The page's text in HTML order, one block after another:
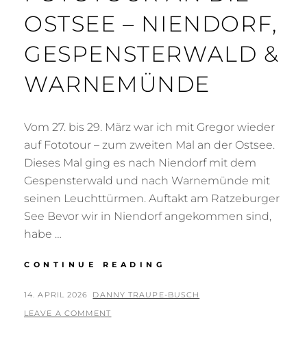
OSTSEE – NIENDORF,
GESPENSTERWALD &
WARNEMÜNDE
Vom 27. bis 29. März war ich mit Gregor wieder
auf Fototour – zum zweiten Mal an der Ostsee.
Dieses Mal ging es nach Niendorf mit dem
Gespensterwald und nach Warnemünde mit
seinen Leuchttürmen. Auftakt am Ratzeburger
See Bevor wir in Niendorf angekommen sind,
habe …
CONTINUE READING
DIE
POSTED
ON
14. APRIL 2026 BY
DANNY TRAUPE-BUSCH
LEAVE A COMMENT